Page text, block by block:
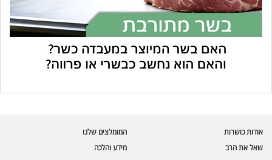
אודות כושרות
שאל את הרב
המומלצים שלנו
מידע והלכה
🪲 בדיקת חרקים